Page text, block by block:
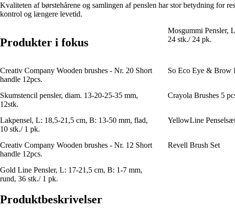
Kvaliteten af børstehårene og samlingen af penslen har stor betydning for
kontrol og længere levetid.
Produkter i fokus
Mosgummi Pensler,
24 stk./ 24 pk.
Creativ Company Wooden brushes - Nr. 20 Short
handle 12pcs.
So Eco Eye & Brow
Skumstencil pensler, diam. 13-20-25-35 mm,
12stk.
Crayola Brushes 5
Lakpensel, L: 18,5-21,5 cm, B: 13-50 mm, flad,
10 stk./ 1 pk.
YellowLine
Creativ Company Wooden brushes - Nr. 12 Short
handle 12pcs.
Revell Brush Set
Gold Line Pensler, L: 17-21,5 cm, B: 1-7 mm,
rund, 36 stk./ 1 pk.
Produktbeskrivelser